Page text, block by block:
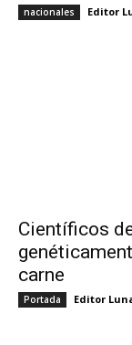
nacionales Editor
Científicos
carne
Portada Editor